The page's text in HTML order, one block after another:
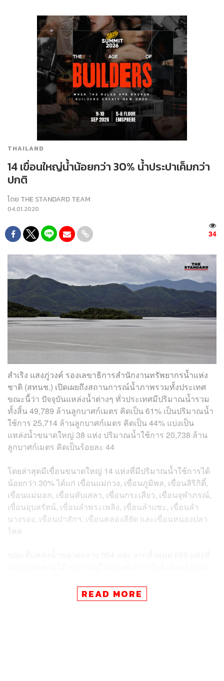
THAILAND
14 เขื่อนใหญ่น้ำน้อยกว่า 30% น้ำประปาเค็มกว่า
ปกติ
โดย THE STANDARD TEAM
04.01.2020
34
สำเริง แสงภู่วงค์ รองเลขาธิการสำนักงานทรัพยากรน้ำแห่ง
ชาติ (สทนช.) เปิดเผยถึงสถานการณ์น้ำภาพรวมทั้งประเทศ
ขณะนี้ว่า ปัจจุบันแหล่งน้ำต่างๆ ทั่วประเทศมีปริมาณน้ำรวม
ทั้งสิ้น 49,789 ล้านลูกบาศก์เมตร คิดเป็น 61% เป็นปริมาณน้ำ
ใช้การ 25,714 ล้านลูกบาศก์เมตร คิดเป็น 44% แบ่งเป็น
แหล่งน้ำขนาดใหญ่ 38 แห่ง ปริมาณน้ำใช้การ 20,738 ล้าน
ลูกบาศก์เมตร คิดเป็นร้อยละ 44
โดยล่าสุดมีเขื่อนขนาดใหญ่ 14 แห่งที่มีปริมาณน้ำใช้การได้
น้อยกว่า 30% ได้แก่ เขื่อนแม่กวง, เขื่อนภูมิพล, เขื่อนสิริกิติ์,
เขื่อนแม่มอก, เขื่อนทับเสลา, เขื่อนกระเสียว, เขื่อนจุฬาภรณ์,
เขื่อนอุบลรัตน์, เขื่อนลำพระเพลิง, เขื่อนลำแซะ, เขื่อนลำ
นางรอง, เขื่อนป่าสักฯ, เขื่อนคลองสียัด และเขื่อนหนองปลา
ไหล
46 แห่ง ภาคกลาง 2 แห่ง ภาคตะวันออก 10 แห่ง ภาคตะวัน
ตก 2 แห่ง และภาคใต้ 2 แห่ง ซึ่งขณะนี้หน่วยงานต่างๆ ได้มี
READ MORE